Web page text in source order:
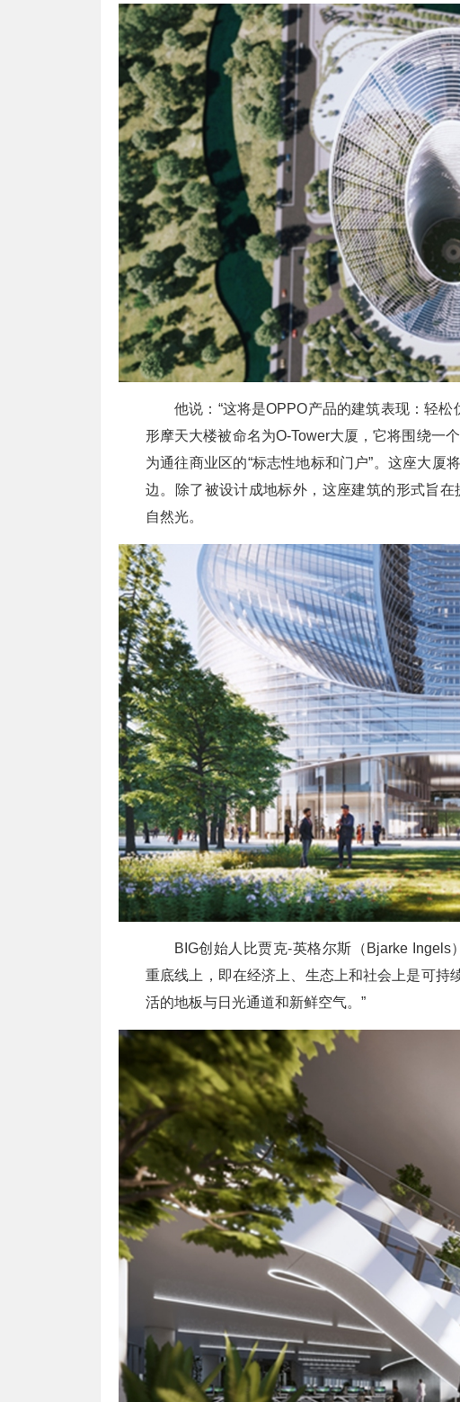
他说：“这将是OPPO产品的建筑表现：轻
形摩天大楼被命名为O-Tower大厦，它将围绕一
为通往商业区的“标志性地标和门户”。这座大厦
边。除了被设计成地标外，这座建筑的形式旨
自然光。
BIG创始人比贾克-英格尔斯（Bjarke Ingels
重底线上，即在经济上、生态上和社会上是可持
活的地板与日光通道和新鲜空气。”